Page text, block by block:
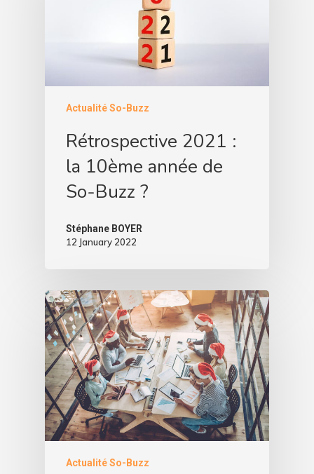
Actualité So-Buzz
Rétrospective 2021 :
la 10ème année de
So-Buzz ?
Stéphane BOYER
12 January 2022
Actualité So-Buzz